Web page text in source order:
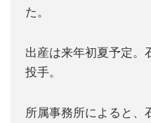
た。
出産は来年初夏予定。
投手。
所属事務所によると、